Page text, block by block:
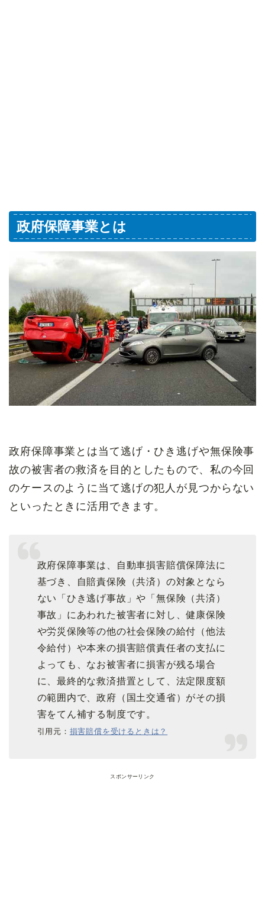
政府保障事業とは
政府保障事業とは当て逃げ・ひき逃げや無保険事
故の被害者の救済を目的としたもので、私の今回
のケースのように当て逃げの犯人が見つからない
といったときに活用できます。
政府保障事業は、自動車損害賠償保障法に
基づき、自賠責保険（共済）の対象となら
ない「ひき逃げ事故」や「無保険（共済）
事故」にあわれた被害者に対し、健康保険
や労災保険等の他の社会保険の給付（他法
令給付）や本来の損害賠償責任者の支払に
よっても、なお被害者に損害が残る場合
に、最終的な救済措置として、法定限度額
の範囲内で、政府（国土交通省）がその損
害をてん補する制度です。
引用元： 損害賠償を受けるときは？
スポンサーリンク